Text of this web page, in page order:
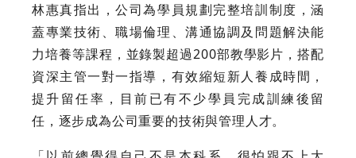
林惠真指出，公司為學員規劃完整培訓制度，涵
蓋專業技術、職場倫理、溝通協調及問題解決能
力培養等課程，並錄製超過200部教學影片，搭配
資深主管一對一指導，有效縮短新人養成時間，
提升留任率，目前已有不少學員完成訓練後留
任，逐步成為公司重要的技術與管理人才。